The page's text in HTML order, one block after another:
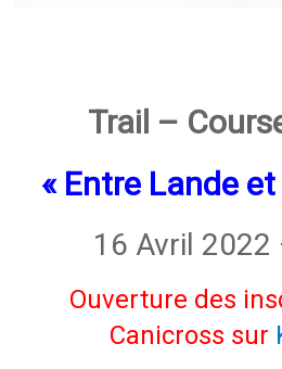
Trail –
« Entre Lande
16 Avril 2022
Ouverture des
Canicross sur